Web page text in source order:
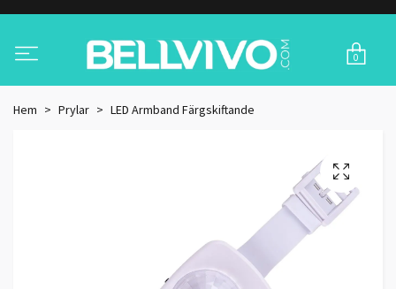
0
Hem Prylar LED Armband Färgskiftande